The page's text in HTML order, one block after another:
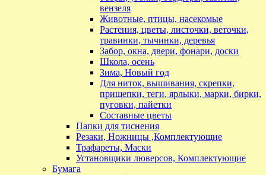
вензеля
Животные, птицы, насекомые
Растения, цветы, листочки, веточки,
травинки, тычинки, деревья
Забор, окна, двери, фонари, доски
Школа, осень
Зима, Новый год
Для ниток, вышивания, скрепки,
прищепки, теги, ярлыки, марки, бирки,
пуговки, пайетки
Составные цветы
Папки для тиснения
Резаки, Ножницы ,Комплектующие
Трафареты, Маски
Установщики люверсов, Комплектующие
Бумага